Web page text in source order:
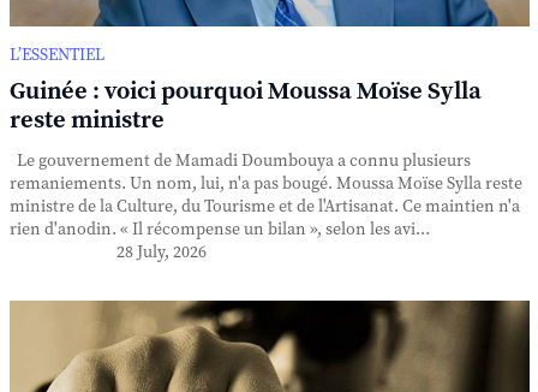
L’ESSENTIEL
Guinée : voici pourquoi Moussa Moïse Sylla
reste ministre
Le gouvernement de Mamadi Doumbouya a connu plusieurs
remaniements. Un nom, lui, n'a pas bougé. Moussa Moïse Sylla reste
ministre de la Culture, du Tourisme et de l'Artisanat. Ce maintien n'a
rien d'anodin. « Il récompense un bilan », selon les avi...
28 July, 2026